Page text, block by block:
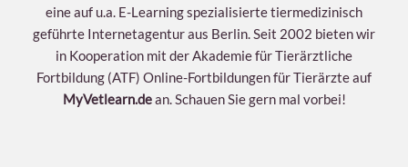
eine auf u.a. E-Learning spezialisierte tiermedizinisch
geführte Internetagentur aus Berlin. Seit 2002 bieten wir
in Kooperation mit der Akademie für Tierärztliche
Fortbildung (ATF) Online-Fortbildungen für Tierärzte auf
MyVetlearn.dean. Schauen Sie gern mal vorbei!